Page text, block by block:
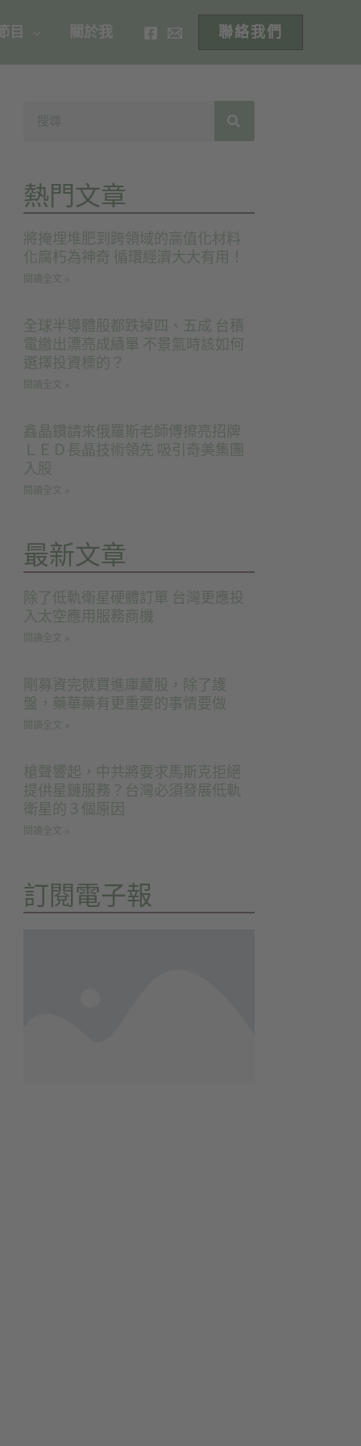
目 關於我 聯絡我們
熱門文章
將掩埋堆肥到跨領域的高值化材料
化腐朽為神奇 循環經濟大大有用！
閱讀全文 »
全球半導體股都跌掉四、五成 台積
電繳出漂亮成績單 不景氣時該如何
選擇投資標的？
閱讀全文 »
鑫晶鑽請來俄羅斯老師傅擦亮招牌
ＬＥＤ長晶技術領先 吸引奇美集團
入股
閱讀全文 »
最新文章
除了低軌衛星硬體訂單 台灣更應投
入太空應用服務商機
閱讀全文 »
剛募資完就買進庫藏股，除了護
盤，藥華藥有更重要的事情要做
閱讀全文 »
槍聲響起，中共將要求馬斯克拒絕
提供星鏈服務？台灣必須發展低軌
衛星的３個原因
閱讀全文 »
訂閱電子報